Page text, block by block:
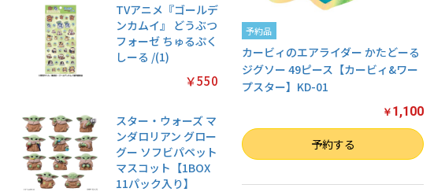
TVアニメ『ゴールデ
ンカムイ』 どうぶつ
フォーゼ ちゅるぷく
しーる /(1)
￥550
スター・ウォーズ マ
ンダロリアン グロー
グー ソフビパペット
マスコット【1BOX
11パック入り】
予約品
カービィのエアライダー かたどーる
ジグソー 49ピース【カービィ&ワー
プスター】KD-01
￥ 1,100
数量 予約する